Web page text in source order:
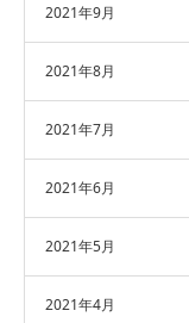
2021年9月
2021年8月
2021年7月
2021年6月
2021年5月
2021年4月